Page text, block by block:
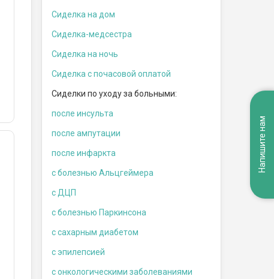
Сиделка на дом
Сиделка-медсестра
Сиделка на ночь
Сиделка с почасовой оплатой
Сиделки по уходу за больными:
после инсульта
после ампутации
после инфаркта
c болезнью Альцгеймера
с ДЦП
c болезнью Паркинсона
с сахарным диабетом
с эпилепсией
с онкологическими заболеваниями
Напишите нам